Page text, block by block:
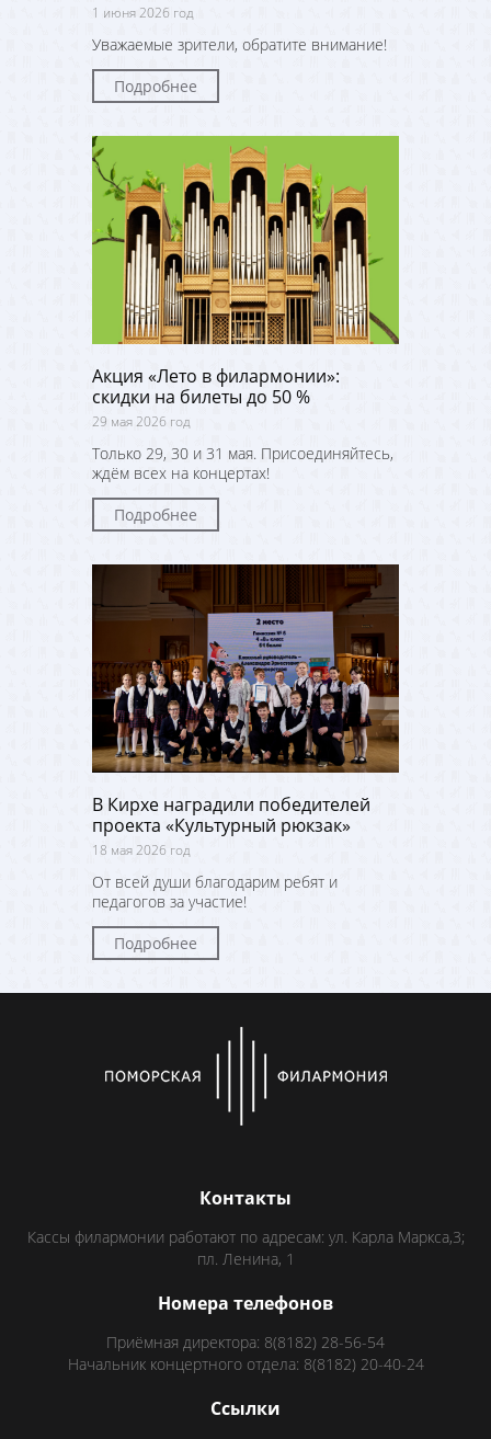
1 июня 2026 год
Уважаемые зрители, обратите внимание!
Подробнее
Акция «Лето в филармонии»:
скидки на билеты до 50 %
29 мая 2026 год
Только 29, 30 и 31 мая. Присоединяйтесь,
ждём всех на концертах!
Подробнее
В Кирхе наградили победителей
проекта «Культурный рюкзак»
18 мая 2026 год
От всей души благодарим ребят и
педагогов за участие!
Подробнее
Контакты
Кассы филармонии работают по адресам: ул. Карла Маркса,3;
пл. Ленина, 1
Номера телефонов
Приёмная директора: 8(8182) 28-56-54
Начальник концертного отдела: 8(8182) 20-40-24
Ссылки